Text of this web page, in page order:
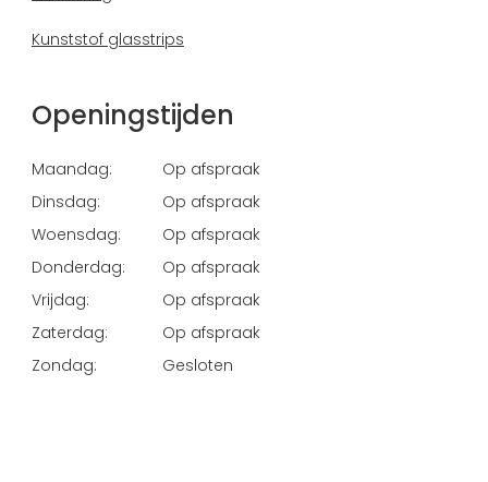
Kunststof glasstrips
Openingstijden
Maandag:
Op afspraak
Dinsdag:
Op afspraak
Woensdag:
Op afspraak
Donderdag:
Op afspraak
Vrijdag:
Op afspraak
Zaterdag:
Op afspraak
Zondag:
Gesloten